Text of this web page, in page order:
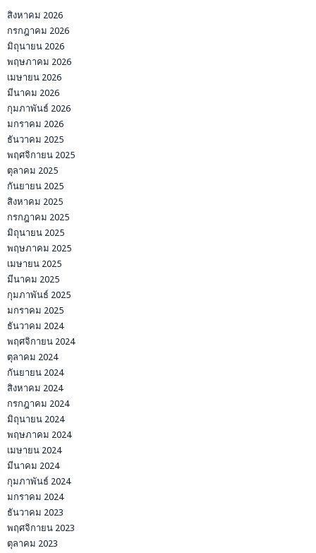
สิงหาคม 2026
กรกฎาคม 2026
มิถุนายน 2026
พฤษภาคม 2026
เมษายน 2026
มีนาคม 2026
กุมภาพันธ์ 2026
มกราคม 2026
ธันวาคม 2025
พฤศจิกายน 2025
ตุลาคม 2025
กันยายน 2025
สิงหาคม 2025
กรกฎาคม 2025
มิถุนายน 2025
พฤษภาคม 2025
เมษายน 2025
มีนาคม 2025
กุมภาพันธ์ 2025
มกราคม 2025
ธันวาคม 2024
พฤศจิกายน 2024
ตุลาคม 2024
กันยายน 2024
สิงหาคม 2024
กรกฎาคม 2024
มิถุนายน 2024
พฤษภาคม 2024
เมษายน 2024
มีนาคม 2024
กุมภาพันธ์ 2024
มกราคม 2024
ธันวาคม 2023
พฤศจิกายน 2023
ตุลาคม 2023